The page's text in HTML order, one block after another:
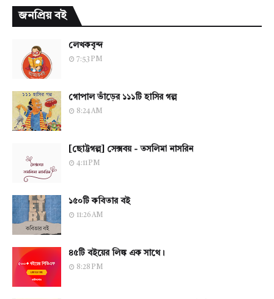
জনপ্রিয় বই
লেখকবৃন্দ
7:53 PM
গোপাল ভাঁড়ের ১১১টি হাসির গল্প
8:24 AM
[ছোট্টগল্প] সেক্সবয় - তসলিমা নাসরিন
4:11 PM
১৫০টি কবিতার বই
11:26 AM
৪৫টি বইয়ের লিঙ্ক এক সাথে।
8:28 PM